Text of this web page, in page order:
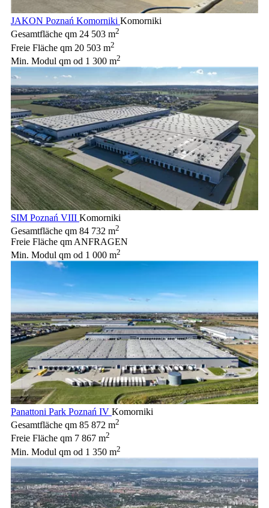
JAKON Poznań Komorniki Komorniki
Gesamtfläche qm 24 503 m2
Freie Fläche qm 20 503 m2
Min. Modul qm od 1 300 m2
SIM Poznań VIII Komorniki
Gesamtfläche qm 84 732 m2
Freie Fläche qm ANFRAGEN
Min. Modul qm od 1 000 m2
Panattoni Park Poznań IV Komorniki
Gesamtfläche qm 85 872 m2
Freie Fläche qm 7 867 m2
Min. Modul qm od 1 350 m2